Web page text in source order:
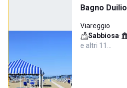
Bagno Duilio
Viareggio
Sabbiosa·
e altri 11…